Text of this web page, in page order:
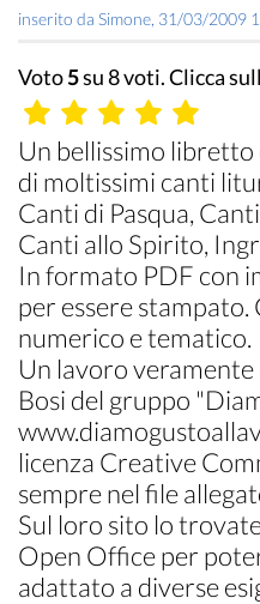
inserito da Simone 31/03/2009
Voto5su 8 voti. Clicca
Un bellissimo libretto
di moltissimi canti
Canti di Pasqua,
Canti allo Spirito,
In formato PDF con
per essere
numerico e tematico.
Un lavoro
Bosi del gruppo
licenza Creative
sempre nel file
Sul loro sito lo
Open Office per
adattato a diverse